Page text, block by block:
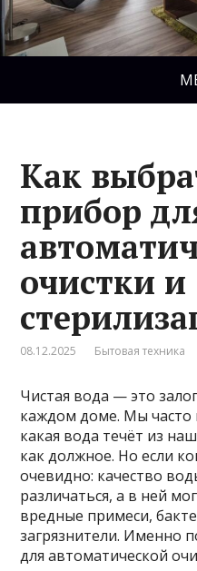
Как
прибор
очистки и
08.12.2025 Бытовая техника
Чистая вода — это
каждом доме. Мы часто
какая вода течёт из
как должное. Но если
очевидно: качество
различаться, а в ней
вредные примеси,
загрязнители. Именно
для автоматической